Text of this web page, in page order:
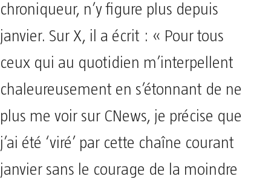
chroniqueur, n’y figure plus depuis
janvier. Sur X, il a écrit : « Pour tous
ceux qui au quotidien m’interpellent
chaleureusement en s’étonnant de ne
plus me voir sur CNews, je précise que
j’ai été ‘viré’ par cette chaîne courant
janvier sans le courage de la moindre